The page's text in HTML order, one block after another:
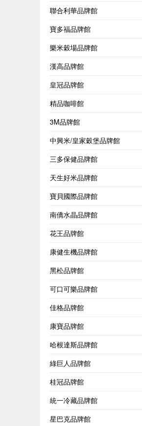
聯合利華品牌館
寶多福品牌館
樂米穀場品牌館
漢高品牌館
皇冠品牌館
精品咖啡館
3M品牌館
中興米/皇家穀堡品牌館
三多保健品牌館
天生好米品牌館
寶貝國際品牌館
南僑水晶品牌館
花王品牌館
康健生機品牌館
黑松品牌館
可口可樂品牌館
佳格品牌館
康寶品牌館
哈根達斯品牌館
綠巨人品牌館
桂冠品牌館
統一冷藏品牌館
星巴克品牌館